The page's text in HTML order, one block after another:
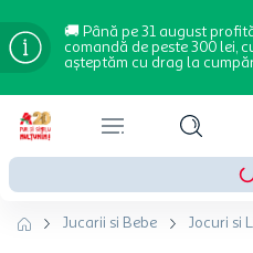
🚚 Până pe 31 august
comandă de peste 300 lei,
așteptăm cu drag la
Jucarii si Bebe Jocuri si